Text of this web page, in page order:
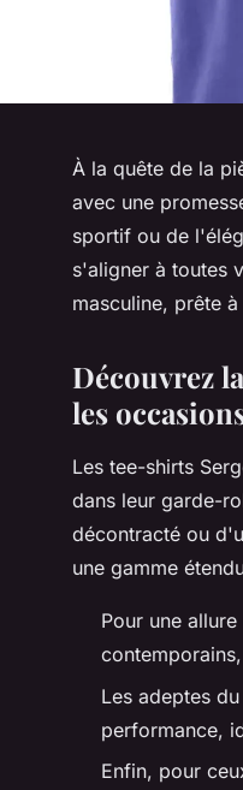
À la quête de la
avec une
sportif ou de
s'aligner à toutes
masculine, prête
Découvrez
les
Les tee-shirts
dans leur garde-
décontracté ou
une gamme
Pour une allure
Les adeptes
performance,
Enfin, pour